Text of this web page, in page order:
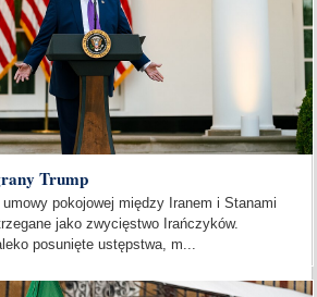
Trump
pokojowej między Iranem i Stanami
jako zwycięstwo Irańczyków.
posunięte ustępstwa, m...